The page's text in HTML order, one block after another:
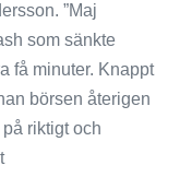
”Maj
som sänkte
få minuter. Knappt
börsen återigen
riktigt och